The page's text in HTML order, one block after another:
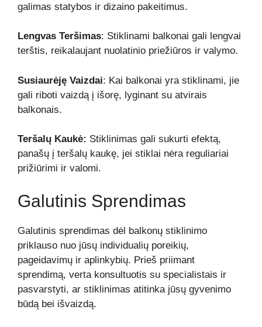
galimas statybos ir dizaino pakeitimus.
Lengvas Teršimas: Stiklinami balkonai gali lengvai
terštis, reikalaujant nuolatinio priežiūros ir valymo.
Susiaurėję Vaizdai: Kai balkonai yra stiklinami, jie
gali riboti vaizdą į išorę, lyginant su atvirais
balkonais.
Teršalų Kaukė: Stiklinimas gali sukurti efektą,
panašų į teršalų kaukę, jei stiklai nėra reguliariai
prižiūrimi ir valomi.
Galutinis Sprendimas
Galutinis sprendimas dėl balkonų stiklinimo
priklauso nuo jūsų individualių poreikių,
pageidavimų ir aplinkybių. Prieš priimant
sprendimą, verta konsultuotis su specialistais ir
pasvarstyti, ar stiklinimas atitinka jūsų gyvenimo
būdą bei išvaizdą.